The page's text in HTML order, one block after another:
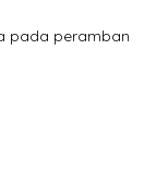
pada peramban